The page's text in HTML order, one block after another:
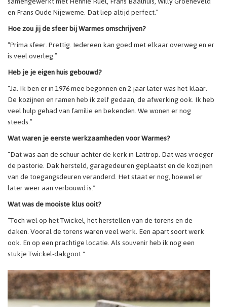
en Frans Oude Nijeweme. Dat liep altijd perfect.”
Hoe zou jij de sfeer bij Warmes omschrijven?
“Prima sfeer. Prettig. Iedereen kan goed met elkaar overweg en er
is veel overleg.”
Heb je je eigen huis gebouwd?
“Ja. Ik ben er in 1976 mee begonnen en 2 jaar later was het klaar.
De kozijnen en ramen heb ik zelf gedaan, de afwerking ook. Ik heb
veel hulp gehad van familie en bekenden. We wonen er nog
steeds.”
Wat waren je eerste werkzaamheden voor Warmes?
“Dat was aan de schuur achter de kerk in Lattrop. Dat was vroeger
de pastorie. Dak hersteld, garagedeuren geplaatst en de kozijnen
van de toegangsdeuren veranderd. Het staat er nog, hoewel er
later weer aan verbouwd is.”
Wat was de mooiste klus ooit?
“Toch wel op het Twickel, het herstellen van de torens en de
daken. Vooral de torens waren veel werk. Een apart soort werk
ook. En op een prachtige locatie. Als souvenir heb ik nog een
stukje Twickel-dakgoot."